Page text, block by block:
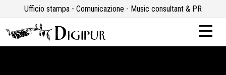
Ufficio stampa - Comunicazione - Music consultant & PR